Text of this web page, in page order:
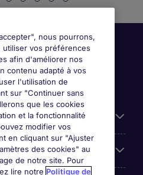
nous pourrons,
utiliser vos préférences
afin d'améliorer nos
contenu adapté à vos
l'utilisation de
sur "Continuer sans
que les cookies
et la fonctionnalité
modifier vos
en cliquant sur "Ajuster
des cookies" au
de notre site. Pour
lire notre Politique de